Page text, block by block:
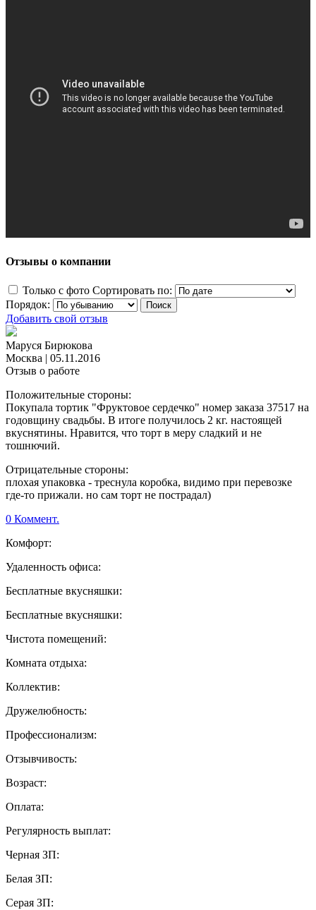
Отзывы о компании
Только с фото Сортировать по:
Порядок:
Добавить свой отзыв
Маруся Бирюкова
Москва | 05.11.2016
Отзыв о работе
Положительные стороны:
Покупала тортик "Фруктовое сердечко" номер заказа 37517 на
годовщину свадьбы. В итоге получилось 2 кг. настоящей
вкуснятины. Нравится, что торт в меру сладкий и не
тошнючий.
Отрицательные стороны:
плохая упаковка - треснула коробка, видимо при перевозке
где-то прижали. но сам торт не пострадал)
0 Коммент.
Комфорт:
Удаленность офиса:
Бесплатные вкусняшки:
Бесплатные вкусняшки:
Чистота помещений:
Комната отдыха:
Коллектив:
Дружелюбность:
Профессионализм:
Отзывчивость:
Возраст:
Оплата:
Регулярность выплат:
Черная ЗП:
Белая ЗП:
Серая ЗП: